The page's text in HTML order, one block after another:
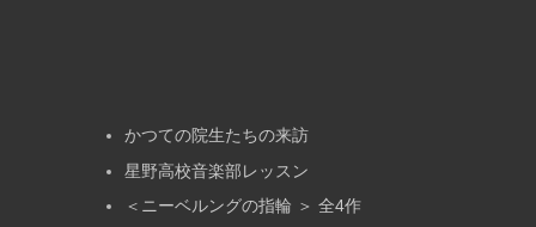
かつての院生たちの来訪
星野高校音楽部レッスン
＜ニーベルングの指輪 ＞ 全4作